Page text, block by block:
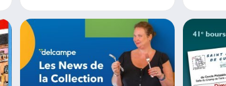
plaisir, la collection.